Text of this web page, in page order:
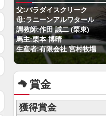
父:パラダイスクリーク
母:ラニーンアルワタール
調教師:作田 誠二 (栗東)
馬主:栗本 博晴
生産者:有限会社 宮村牧場
賞金
獲得賞金